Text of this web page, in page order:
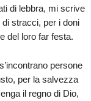
di lebbra, mi scrive
stracci, per i doni
del loro far festa.
persone
per la salvezza
il regno di Dio,